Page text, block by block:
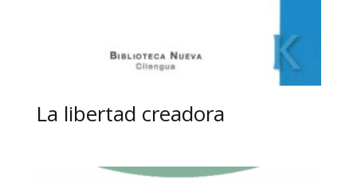
La libertad creadora